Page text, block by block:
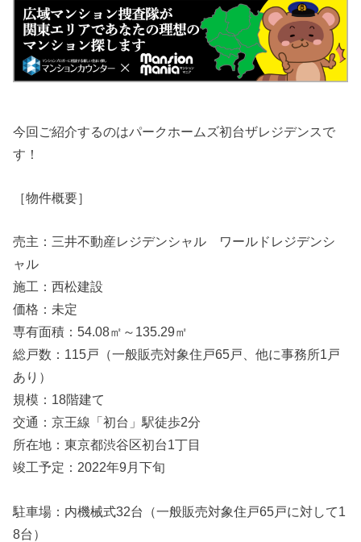
今回ご紹介するのはパークホームズ初台ザレジデンスで
す！
［物件概要］
売主：三井不動産レジデンシャル ワールドレジデンシ
ャル
施工：西松建設
価格：未定
専有面積：54.08㎡～135.29㎡
総戸数：115戸（一般販売対象住戸65戸、他に事務所1戸
あり）
規模：18階建て
交通：京王線「初台」駅徒歩2分
所在地：東京都渋谷区初台1丁目
竣工予定：2022年9月下旬
駐車場：内機械式32台（一般販売対象住戸65戸に対して1
8台）